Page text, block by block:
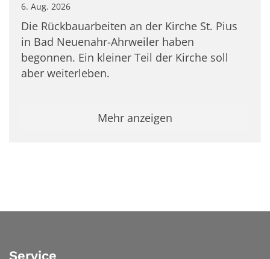
6. Aug. 2026
Die Rückbauarbeiten an der Kirche St. Pius
in Bad Neuenahr-Ahrweiler haben
begonnen. Ein kleiner Teil der Kirche soll
aber weiterleben.
Mehr anzeigen
Service